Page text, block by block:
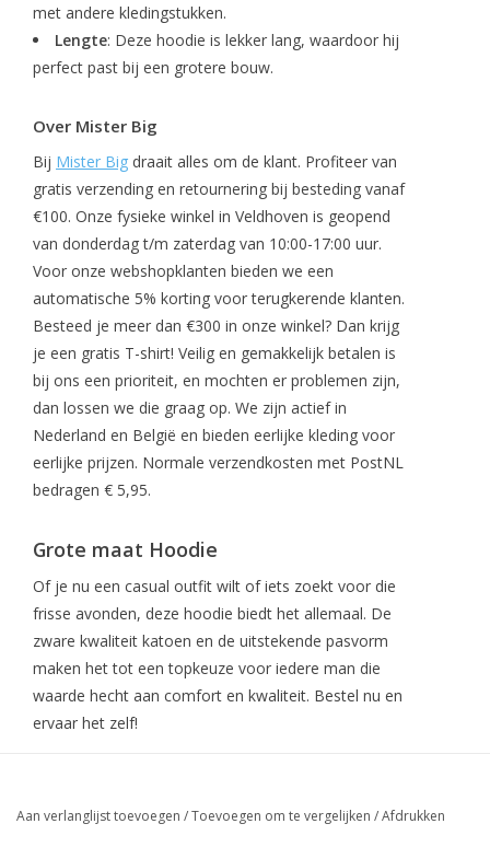
met andere kledingstukken.
Lengte: Deze hoodie is lekker lang, waardoor hij
perfect past bij een grotere bouw.
Over Mister Big
Bij Mister Big draait alles om de klant. Profiteer van
gratis verzending en retournering bij besteding vanaf
€100. Onze fysieke winkel in Veldhoven is geopend
van donderdag t/m zaterdag van 10:00-17:00 uur.
Voor onze webshopklanten bieden we een
automatische 5% korting voor terugkerende klanten.
Besteed je meer dan €300 in onze winkel? Dan krijg
je een gratis T-shirt! Veilig en gemakkelijk betalen is
bij ons een prioriteit, en mochten er problemen zijn,
dan lossen we die graag op. We zijn actief in
Nederland en België en bieden eerlijke kleding voor
eerlijke prijzen. Normale verzendkosten met PostNL
bedragen € 5,95.
Grote maat Hoodie
Of je nu een casual outfit wilt of iets zoekt voor die
frisse avonden, deze hoodie biedt het allemaal. De
zware kwaliteit katoen en de uitstekende pasvorm
maken het tot een topkeuze voor iedere man die
waarde hecht aan comfort en kwaliteit. Bestel nu en
ervaar het zelf!
Aan verlanglijst toevoegen /Toevoegen om te vergelijken /Afdrukken